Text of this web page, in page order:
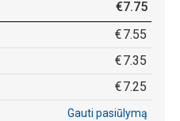
€7.75
€7.55
€7.35
€7.25
Gauti pasiūlymą